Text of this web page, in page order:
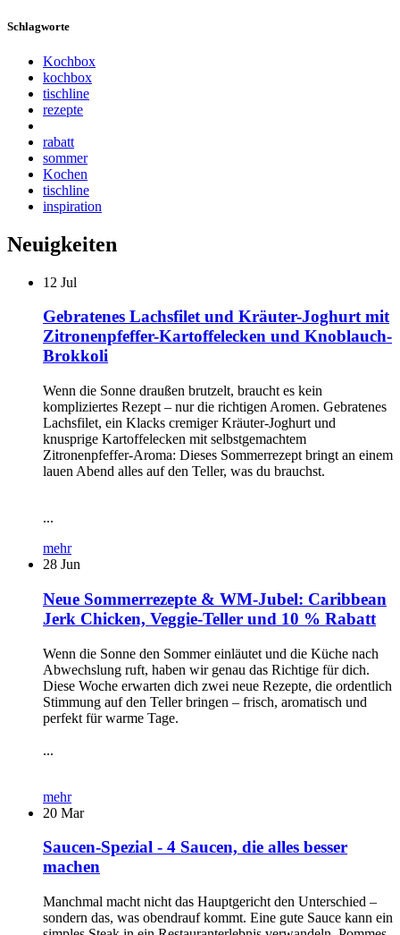
Schlagworte
Kochbox
kochbox
tischline
rezepte
rabatt
sommer
Kochen
tischline
inspiration
Neuigkeiten
12 Jul
Gebratenes Lachsfilet und Kräuter-Joghurt mit
Zitronenpfeffer-Kartoffelecken und Knoblauch-
Brokkoli
Wenn die Sonne draußen brutzelt, braucht es kein
kompliziertes Rezept – nur die richtigen Aromen. Gebratenes
Lachsfilet, ein Klacks cremiger Kräuter-Joghurt und
knusprige Kartoffelecken mit selbstgemachtem
Zitronenpfeffer-Aroma: Dieses Sommerrezept bringt an einem
lauen Abend alles auf den Teller, was du brauchst.
...
mehr
28 Jun
Neue Sommerrezepte & WM-Jubel: Caribbean
Jerk Chicken, Veggie-Teller und 10 % Rabatt
Wenn die Sonne den Sommer einläutet und die Küche nach
Abwechslung ruft, haben wir genau das Richtige für dich.
Diese Woche erwarten dich zwei neue Rezepte, die ordentlich
Stimmung auf den Teller bringen – frisch, aromatisch und
perfekt für warme Tage.
...
mehr
20 Mar
Saucen-Spezial - 4 Saucen, die alles besser
machen
Manchmal macht nicht das Hauptgericht den Unterschied –
sondern das, was obendrauf kommt. Eine gute Sauce kann ein